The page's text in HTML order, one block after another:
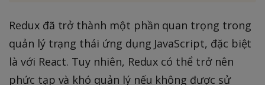
Redux đã trở thành một phần quan trọng trong
quản lý trạng thái ứng dụng JavaScript, đặc biệt
là với React. Tuy nhiên, Redux có thể trở nên
phức tạp và khó quản lý nếu không được sử